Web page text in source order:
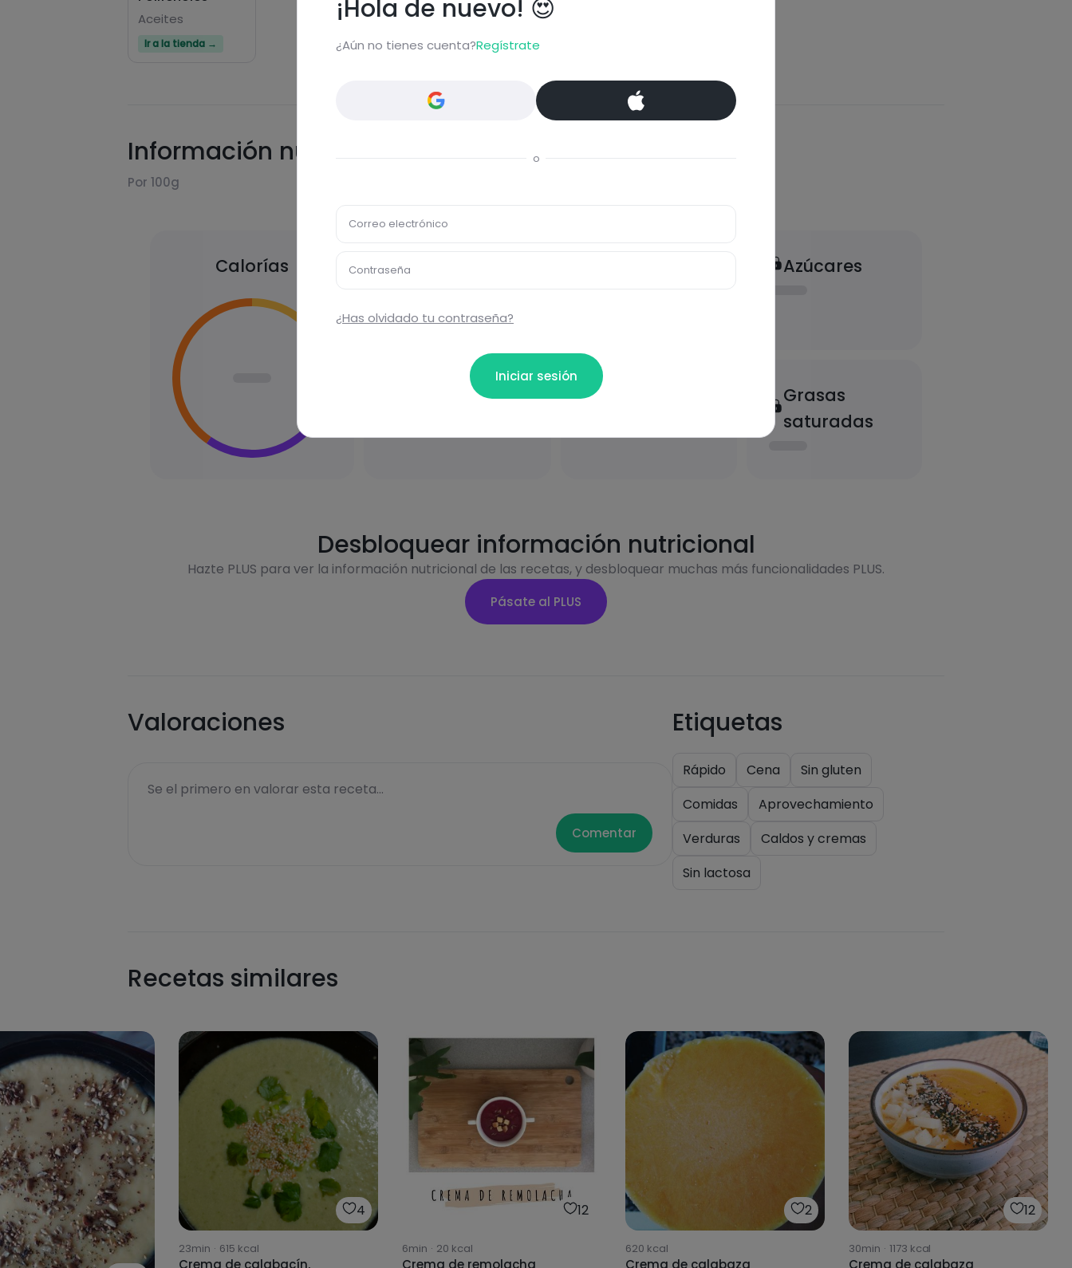
Aceites
Ir a la tienda →
Información nutricional
Por 100g
Calorías Carbohidratos
Proteínas Sal
Azúcares
Grasas
saturadas
Desbloquear información nutricional
Hazte PLUS para ver la información nutricional de las recetas, y desbloquear muchas más funcionalidades PLUS.
Pásate al PLUS
Valoraciones
Se el primero en valorar esta receta...
Comentar
Etiquetas
Rápido Cena
Sin gluten
Comidas
Aprovechamiento
Verduras
Caldos y cremas
Sin lactosa
Recetas similares
4
23min · 615 kcal
Crema de calabacín,
12
6min · 20 kcal
Crema de remolacha
2
620 kcal
Crema de calabaza
12
30min · 1173 kcal
Crema de calabaza
¡Hola de nuevo! 😍
¿Aún no tienes cuenta?Regístrate
o
Correo electrónico
Contraseña
¿Has olvidado tu contraseña?
Iniciar sesión